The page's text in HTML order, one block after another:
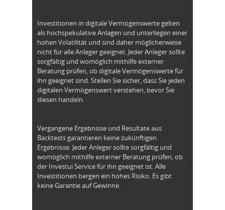
Investitionen in digitale Vermögenswerte gelten
als hochspekulative Anlagen und unterliegen einer
hohen Volatilität und sind daher möglicherweise
nicht für alle Anleger geeignet. Jeder Anleger sollte
sorgfältig und womöglich mithilfe externer
Beratung prüfen, ob digitale Vermögenswerte für
ihn geeignet sind. Stellen Sie sicher, dass Sie jeden
digitalen Vermögenswert verstehen, bevor Sie
diesen handeln.
Vergangene Ergebnisse und Resultate aus
Backtests garantieren keine zukünftigen
Ergebnisse. Jeder Anleger sollte sorgfältig und
womöglich mithilfe externer Beratung prüfen, ob
der Investui Service für ihn geeignet ist. Alle
Investitionen bergen ein hohes Risiko. Es gibt
keine Garantie auf Gewinne.